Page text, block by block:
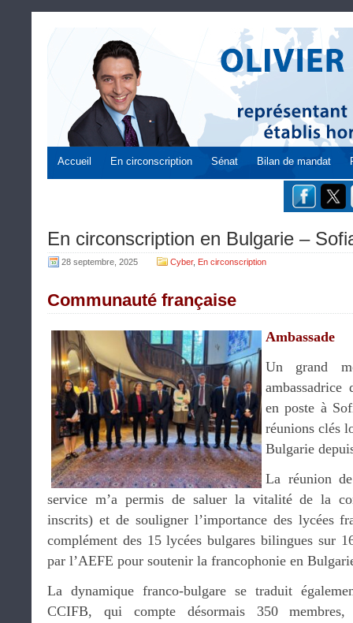
Accueil En circonscription Sénat Bilan de mandat
En circonscription en Bulgarie –
28 septembre, 2025 Cyber, En circonscription
Communauté française
Ambassade
Un grand
en poste à
réunions clés
Bulgarie
La réunion
service m’a permis de saluer la vitalité de la
inscrits) et de souligner l’importance des lycées
complément des 15 lycées bulgares bilingues sur
par l’AEFE pour soutenir la francophonie en
La dynamique franco-bulgare se traduit
CCIFB, qui compte désormais 350